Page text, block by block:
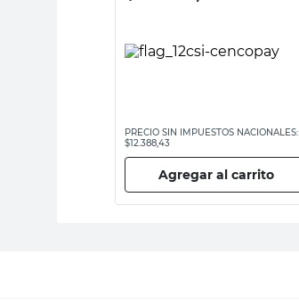
PRECIO SIN IMPUESTOS NACIONALES:
$12.388,43
Agregar al carrito